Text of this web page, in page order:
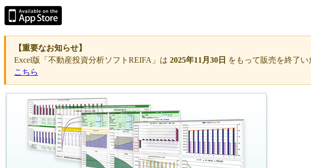
【重要なお知らせ】
Excel版「不動産投資分析ソフトREIFA」は 2025年11月30日 をもって販売を終了
こちら